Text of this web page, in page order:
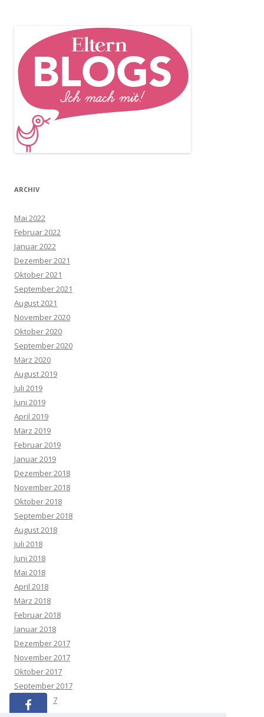
ARCHIV
Mai 2022
Februar 2022
Januar 2022
Dezember 2021
Oktober 2021
September 2021
August 2021
November 2020
Oktober 2020
September 2020
März 2020
August 2019
Juli 2019
Juni 2019
April 2019
März 2019
Februar 2019
Januar 2019
Dezember 2018
November 2018
Oktober 2018
September 2018
August 2018
Juli 2018
Juni 2018
Mai 2018
April 2018
März 2018
Februar 2018
Januar 2018
Dezember 2017
November 2017
Oktober 2017
September 2017
August 2017
Juli 2017